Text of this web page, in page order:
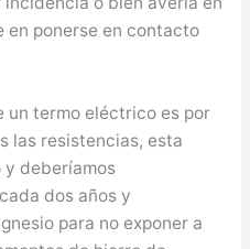
en ponerse en contacto
un termo eléctrico es por
las resistencias, esta
y deberíamos
dos años y
para no exponer a